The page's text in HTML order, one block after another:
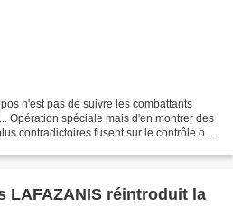
n'est pas de suivre les combattants
Opération spéciale mais d'en montrer des
contradictoires fusent sur le contrôle ou
LAFAZANIS réintroduit la